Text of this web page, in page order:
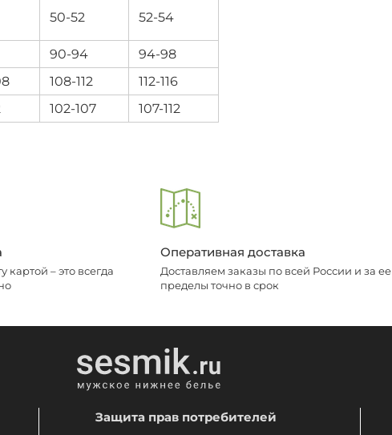
50-52 52-54
90-94
94-98
108-112
112-116
102-107 107-112
– это всегда
Оперативная доставка
Доставляем заказы по всей России и за ее
пределы точно в срок
Защита прав потребителей